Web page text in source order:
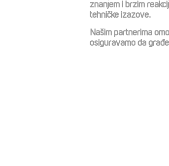
znanjem i brzim
tehničke izazove.
Našim partnerima
osiguravamo da